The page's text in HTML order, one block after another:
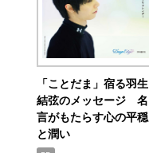
「ことだま」宿る羽生
結弦のメッセージ 名
言がもたらす心の平穏
と潤い